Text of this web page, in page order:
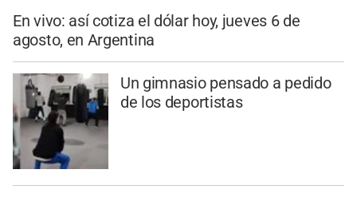
En vivo: así cotiza el dólar hoy, jueves 6 de
agosto, en Argentina
Un gimnasio pensado a pedido
de los deportistas